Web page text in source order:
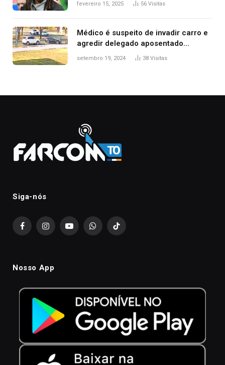
fevereiro 15, 2025 56 Visitas
Médico é suspeito de invadir carro e
agredir delegado aposentado
durante confusão no trânsito
setembro 19, 2024 38 Visitas
Siga-nós
FacebookInstagramYouTubeWhatsAppTikTok
Nosso App